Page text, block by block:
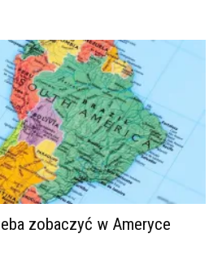
zobaczyć w Ameryce